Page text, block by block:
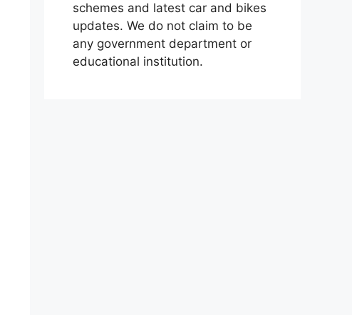
schemes and latest car and bikes
updates. We do not claim to be
any government department or
educational institution.